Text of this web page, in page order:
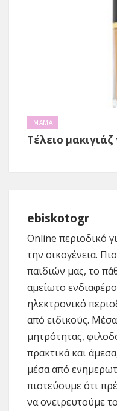
ΜΑΜΑ
Τέλειο
ebiskotogr
Online περιοδικό
την οικογένεια.
παιδιών μας, το
αμείωτο
ηλεκτρονικό
από ειδικούς.
μητρότητας,
πρακτικά και
μέσα από
πιστεύουμε ότι
να ονειρευτούμε